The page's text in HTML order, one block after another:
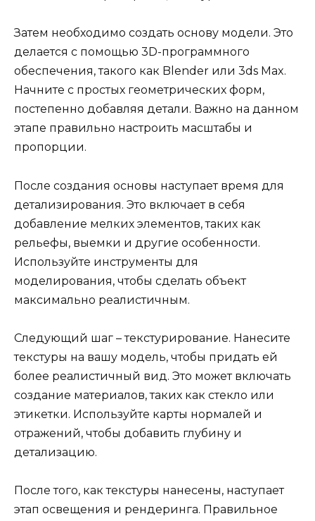
Затем необходимо создать основу модели. Это
делается с помощью 3D-программного
обеспечения, такого как Blender или 3ds Max.
Начните с простых геометрических форм,
постепенно добавляя детали. Важно на данном
этапе правильно настроить масштабы и
пропорции.
После создания основы наступает время для
детализирования. Это включает в себя
добавление мелких элементов, таких как
рельефы, выемки и другие особенности.
Используйте инструменты для
моделирования, чтобы сделать объект
максимально реалистичным.
Следующий шаг – текстурирование. Нанесите
текстуры на вашу модель, чтобы придать ей
более реалистичный вид. Это может включать
создание материалов, таких как стекло или
этикетки. Используйте карты нормалей и
отражений, чтобы добавить глубину и
детализацию.
После того, как текстуры нанесены, наступает
этап освещения и рендеринга. Правильное